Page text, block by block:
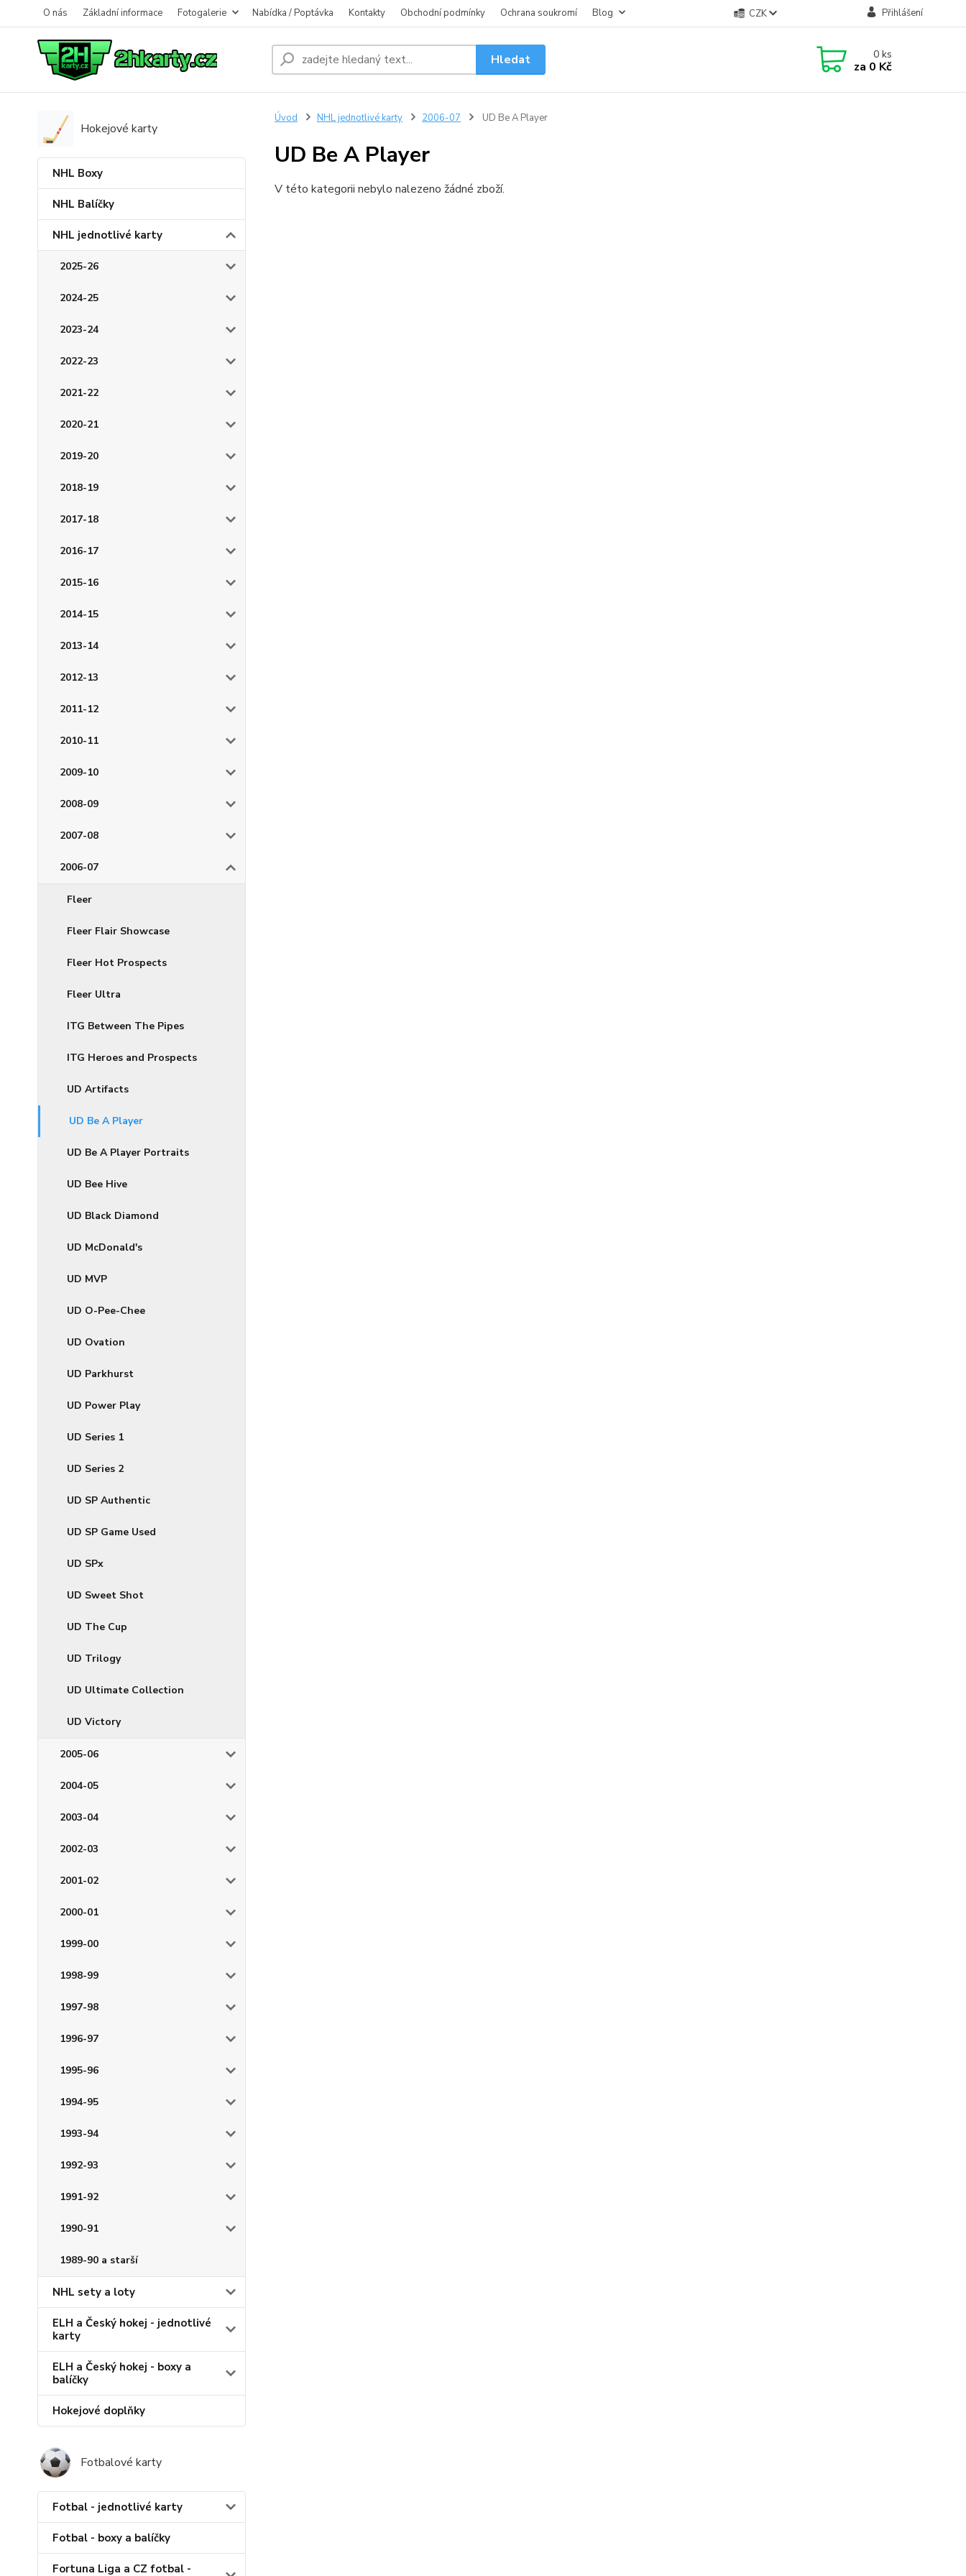
O nás Základní informace Fotogalerie Nabídka / Poptávka Kontakty Obchodní podmínky Ochrana soukromí Blog CZK Přihlášení
Hledat 0ks
za 0 Kč
Hokejové karty
NHL Boxy
NHL Balíčky
NHL jednotlivé karty
2025-26
2024-25
2023-24
2022-23
2021-22
2020-21
2019-20
2018-19
2017-18
2016-17
2015-16
2014-15
2013-14
2012-13
2011-12
2010-11
2009-10
2008-09
2007-08
2006-07
Fleer
Fleer Flair Showcase
Fleer Hot Prospects
Fleer Ultra
ITG Between The Pipes
ITG Heroes and Prospects
UD Artifacts
UD Be A Player
UD Be A Player Portraits
UD Bee Hive
UD Black Diamond
UD McDonald's
UD MVP
UD O-Pee-Chee
UD Ovation
UD Parkhurst
UD Power Play
UD Series 1
UD Series 2
UD SP Authentic
UD SP Game Used
UD SPx
UD Sweet Shot
UD The Cup
UD Trilogy
UD Ultimate Collection
UD Victory
2005-06
2004-05
2003-04
2002-03
2001-02
2000-01
1999-00
1998-99
1997-98
1996-97
1995-96
1994-95
1993-94
1992-93
1991-92
1990-91
1989-90 a starší
NHL sety a loty
ELH a Český hokej - jednotlivé
karty
ELH a Český hokej - boxy a
balíčky
Hokejové doplňky
Fotbalové karty
Fotbal - jednotlivé karty
Fotbal - boxy a balíčky
Fortuna Liga a CZ fotbal -
Úvod NHL jednotlivé karty 2006-07 UD Be A Player
UD Be A Player
V této kategorii nebylo nalezeno žádné zboží.